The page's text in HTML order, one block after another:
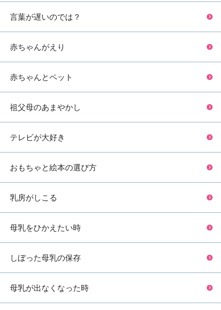
言葉が遅いのでは？
赤ちゃんがえり
赤ちゃんとペット
祖父母のあまやかし
テレビが大好き
おもちゃと絵本の選び方
乳房がしこる
母乳をひかえたい時
しぼった母乳の保存
母乳が出なくなった時